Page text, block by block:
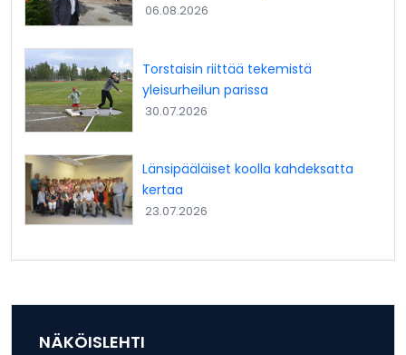
06.08.2026
Torstaisin riittää tekemistä
yleisurheilun parissa
30.07.2026
Länsipääläiset koolla kahdeksatta
kertaa
23.07.2026
NÄKÖISLEHTI